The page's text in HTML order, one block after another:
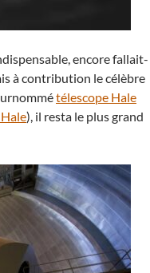
encore fallait-
à contribution le célèbre
télescope Hale
), il resta le plus grand